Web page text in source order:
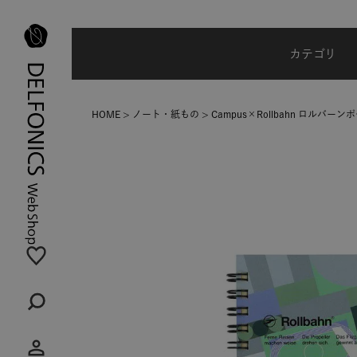
カテゴリ
HOME ノート・紙もの Campus×Rollbahn ロルバーンポ